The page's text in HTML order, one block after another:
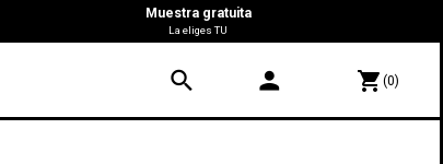
Muestra gratuita
La eliges TU
search person shopping_cart(0)